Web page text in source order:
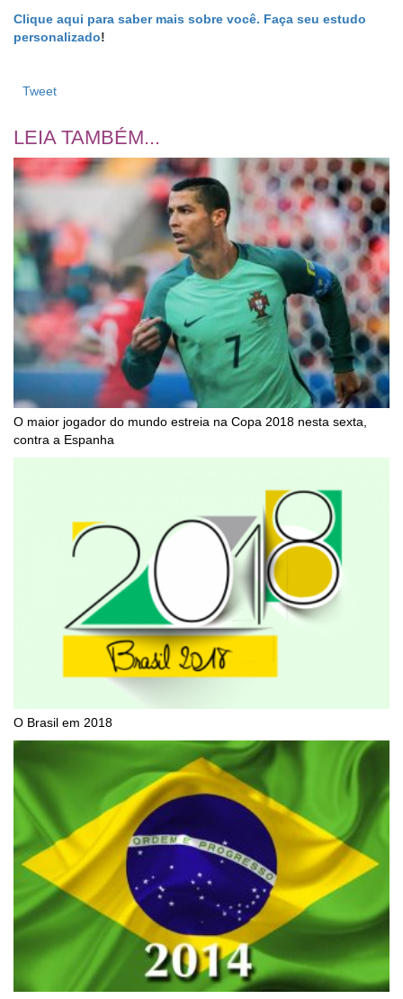
Clique aqui para saber mais sobre você. Faça seu estudo
personalizado!
Tweet
LEIA TAMBÉM...
O maior jogador do mundo estreia na Copa 2018 nesta sexta,
contra a Espanha
O Brasil em 2018